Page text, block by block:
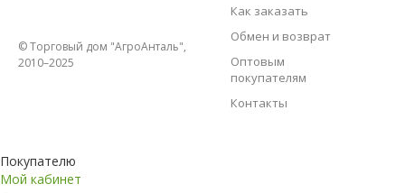
© Торговый дом "АгроАнталь",
2010–2025
Как заказать
Обмен и возврат
Оптовым
покупателям
Контакты
Покупателю
Мой кабинет